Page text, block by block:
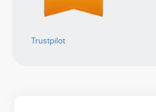
Trustpilot